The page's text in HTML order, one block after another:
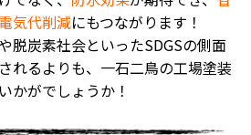
電気代削減にもつながります！
脱炭素社会といったSDGSの側面
れるよりも、一石二鳥の工場塗装
かがでしょうか！